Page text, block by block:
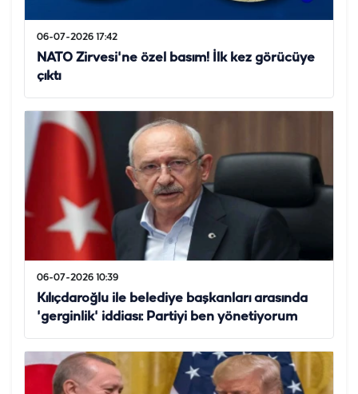
06-07-2026 17:42
NATO Zirvesi'ne özel basım! İlk kez görücüye
çıktı
06-07-2026 10:39
Kılıçdaroğlu ile belediye başkanları arasında
'gerginlik' iddiası: Partiyi ben yönetiyorum